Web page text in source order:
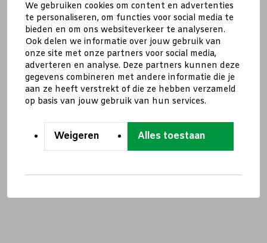
We gebruiken cookies om content en advertenties
te personaliseren, om functies voor social media te
bieden en om ons websiteverkeer te analyseren.
Ook delen we informatie over jouw gebruik van
onze site met onze partners voor social media,
adverteren en analyse. Deze partners kunnen deze
gegevens combineren met andere informatie die je
aan ze heeft verstrekt of die ze hebben verzameld
op basis van jouw gebruik van hun services.
Weigeren Alles toestaan